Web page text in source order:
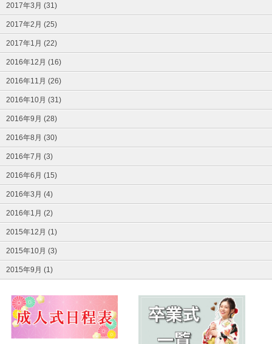
2017年3月 (31)
2017年2月 (25)
2017年1月 (22)
2016年12月 (16)
2016年11月 (26)
2016年10月 (31)
2016年9月 (28)
2016年8月 (30)
2016年7月 (3)
2016年6月 (15)
2016年3月 (4)
2016年1月 (2)
2015年12月 (1)
2015年10月 (3)
2015年9月 (1)